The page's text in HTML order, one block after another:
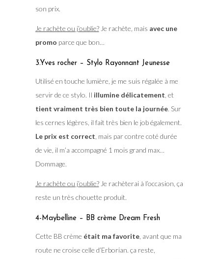
son prix.
Je rachète ou j’oublie?Je rachète, mais avec une
promo parce que bon…
3.Yves rocher – Stylo Rayonnant Jeunesse
Utilisé en touche lumière, je me suis régalée à me
servir de ce stylo. Il illumine délicatement , et
tient vraiment très bien toute la journée. Sur
les cernes légères, il fait très bien le job également.
Le prix est correct , mais par contre coté durée
de vie, il m’a accompagné 1 mois grand max…
Dommage.
Je rachète ou j’oublie?Je rachèterai à l’occasion, ça
reste un très chouette produit.
4-Maybelline – BB crème Dream Fresh
Cette BB crème était ma favorite, avant que ma
route ne croise celle d’Erborian. ça reste,